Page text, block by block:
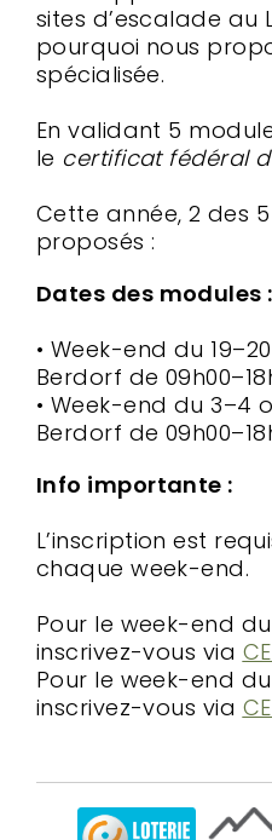
sites d’escalade au
pourquoi nous
spécialisée.
En validant 5
le certificat fédéral
Cette année, 2 des
proposés :
Dates des modules :
• Week-end du
Berdorf de
• Week-end du 3–4
Berdorf de
Info importante :
L’inscription est
chaque week-end.
Pour le week-end
inscrivez-vous via CE
Pour le week-end
inscrivez-vous via